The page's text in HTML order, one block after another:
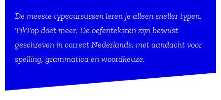
De meeste typecursussen leren je alleen sneller typen.
TikTop doet meer. De oefenteksten zijn bewust
geschreven in correct Nederlands, met aandacht voor
spelling, grammatica en woordkeuze.